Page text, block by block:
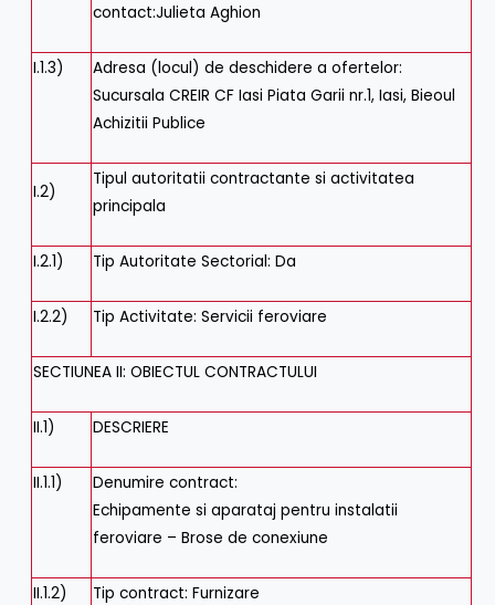
contact:Julieta Aghion
I.1.3)
Adresa (locul) de deschidere a ofertelor:
Sucursala CREIR CF Iasi Piata Garii nr.1,Iasi, Bieoul
Achizitii Publice
I.2)
Tipul autoritatii contractante si activitatea
principala
I.2.1) Tip Autoritate Sectorial:Da
I.2.2) Tip Activitate:Servicii feroviare
SECTIUNEA II: OBIECTUL CONTRACTULUI
II.1) DESCRIERE
II.1.1)
Denumire contract:
Echipamente si aparataj pentru instalatii
feroviare – Brose de conexiune
II.1.2) Tip contract:Furnizare